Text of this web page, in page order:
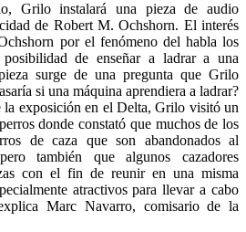
Grilo instalará una pieza de audio
de Robert M. Ochshorn. El interés
por el fenómeno del habla los
de enseñar a ladrar a una
surge de una pregunta que Grilo
si una máquina aprendiera a ladrar?
la exposición en el Delta, Grilo visitó un
donde constató que muchos de los
de caza que son abandonados al
también que algunos cazadores
con el fin de reunir en una misma
atractivos para llevar a cabo
Marc Navarro, comisario de la